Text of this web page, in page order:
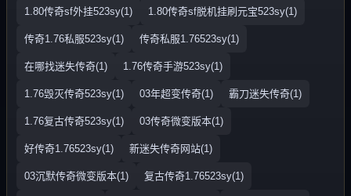
1.80传奇sf外挂523sy(1) 1.80传奇sf脱机挂刷元宝523sy(1)
传奇1.76私服523sy(1) 传奇私服1.76523sy(1)
在哪找迷失传奇(1) 1.76传奇手游523sy(1)
1.76毁灭传奇523sy(1) 03年超变传奇(1) 霸刀迷失传奇(1)
1.76复古传奇523sy(1) 03传奇微变版本(1)
好传奇1.76523sy(1) 新迷失传奇网站(1)
03沉默传奇微变版本(1) 复古传奇1.76523sy(1)